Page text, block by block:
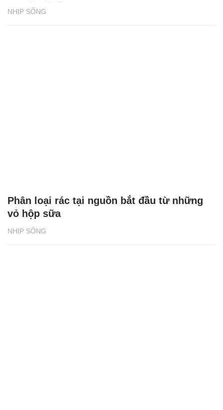
NHỊP SỐNG
NHỊP SỐNG
Phân loại rác tại nguồn bắt đầu từ những
vỏ hộp sữa